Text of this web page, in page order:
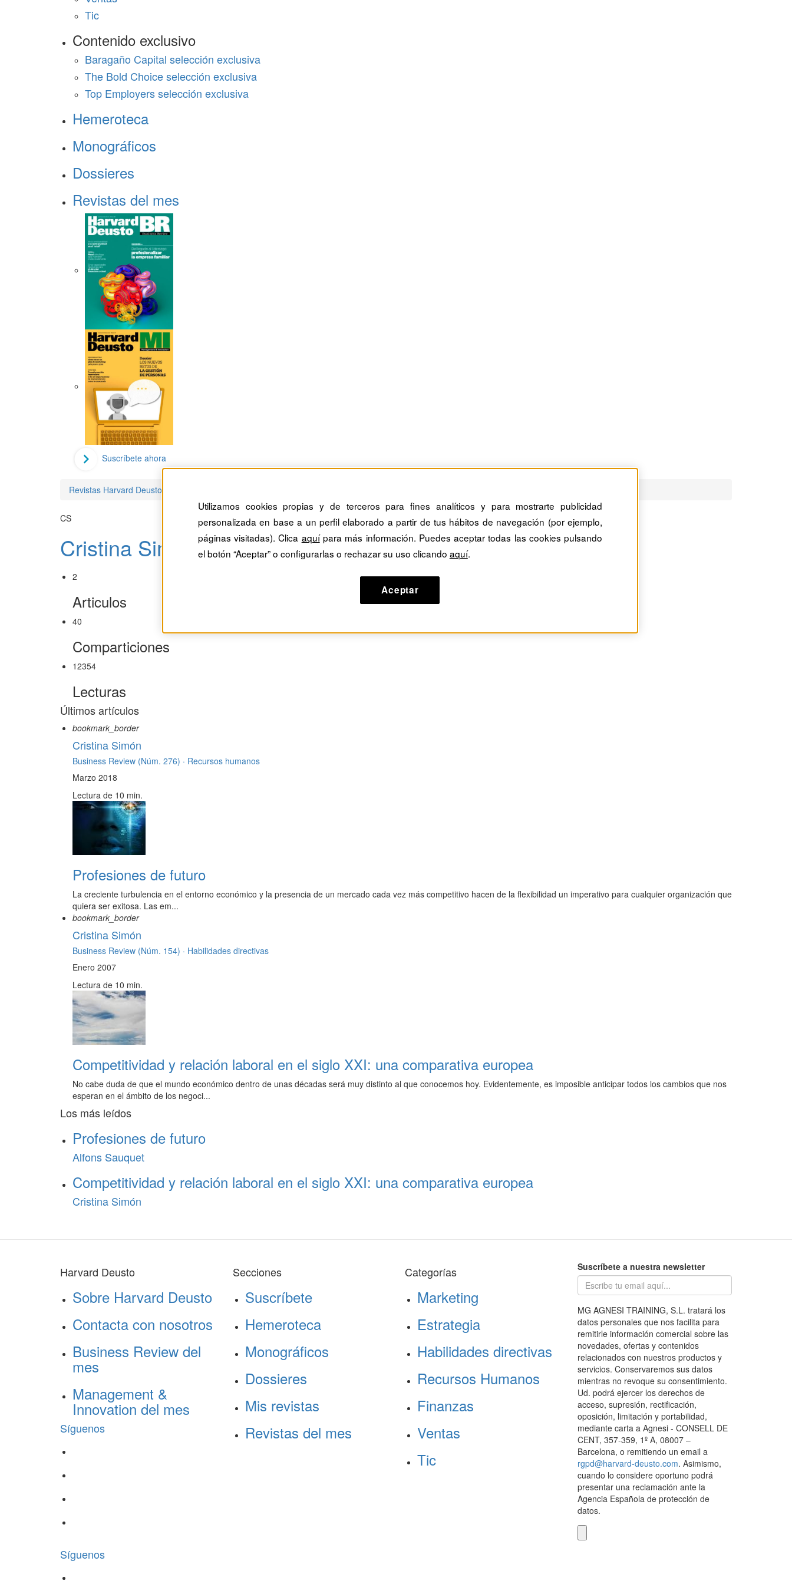
Tic
Contenido exclusivo
Baragaño Capital selección exclusiva
The Bold Choice selección exclusiva
Top Employers selección exclusiva
Hemeroteca
Monográficos
Dossieres
Revistas del mes
Suscríbete ahora
Revistas Harvard Deusto
CS
Cristina Simón
2
Articulos
40
Comparticiones
12354
Lecturas
Últimos artículos
bookmark_border
Cristina Simón
Business Review (Núm. 276) · Recursos humanos
Marzo 2018
Lectura de 10 min.
Profesiones de futuro
La creciente turbulencia en el entorno económico y la presencia de un mercado cada vez más competitivo hacen de la flexibilidad un imperativo para cualquier organización que
quiera ser exitosa. Las em...
bookmark_border
Cristina Simón
Business Review (Núm. 154) · Habilidades directivas
Enero 2007
Lectura de 10 min.
Competitividad y relación laboral en el siglo XXI: una comparativa europea
No cabe duda de que el mundo económico dentro de unas décadas será muy distinto al que conocemos hoy. Evidentemente, es imposible anticipar todos los cambios que nos
esperan en el ámbito de los negoci...
Los más leídos
Profesiones de futuro
Alfons Sauquet
Competitividad y relación laboral en el siglo XXI: una comparativa europea
Cristina Simón
Harvard Deusto
Sobre Harvard Deusto
Contacta con nosotros
Business Review del
mes
Management &
Innovation del mes
Síguenos
Secciones
Suscríbete
Hemeroteca
Monográficos
Dossieres
Mis revistas
Revistas del mes
Categorías
Marketing
Estrategia
Habilidades directivas
Recursos Humanos
Finanzas
Ventas
Tic
Suscríbete a nuestra newsletter
MG AGNESI TRAINING, S.L. tratará los
datos personales que nos facilita para
remitirle información comercial sobre las
novedades, ofertas y contenidos
relacionados con nuestros productos y
servicios. Conservaremos sus datos
mientras no revoque su consentimiento.
Ud. podrá ejercer los derechos de
acceso, supresión, rectificación,
oposición, limitación y portabilidad,
mediante carta a Agnesi - CONSELL DE
CENT, 357-359, 1º A, 08007 –
Barcelona, o remitiendo un email a
rgpd@harvard-deusto.com. Asimismo,
cuando lo considere oportuno podrá
presentar una reclamación ante la
Agencia Española de protección de
datos.
Síguenos
Utilizamos cookies propias y de terceros para fines analíticos y para mostrarte publicidad
personalizada en base a un perfil elaborado a partir de tus hábitos de navegación (por ejemplo,
páginas visitadas). Clica aquípara más información. Puedes aceptar todas las cookies pulsando
el botón “Aceptar” o configurarlas o rechazar su uso clicando aquí.
Aceptar